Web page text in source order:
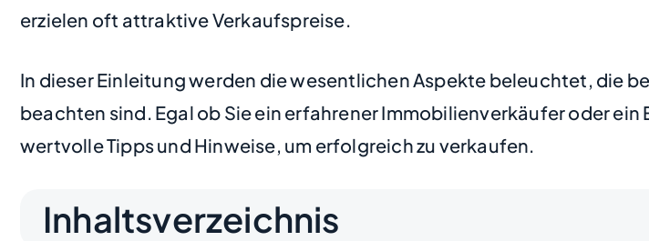
erzielen oft attraktive Verkaufspreise.
In dieser Einleitung werden die wesentlichen Aspekte beleuchtet, die
beachten sind. Egal ob Sie ein erfahrener Immobilienverkäufer oder
wertvolle Tipps und Hinweise, um erfolgreich zu verkaufen.
Inhaltsverzeichnis